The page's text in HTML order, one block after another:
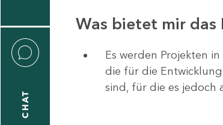
CHAT
Was bietet mir das
Es werden Projekten
die für die
sind, für die es jedoch